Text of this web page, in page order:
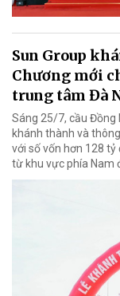
Sun Group
Chương mới
trung tâm Đà
Sáng 25/7, cầu Đồng
khánh thành và
với số vốn hơn 128
từ khu vực phía Nam